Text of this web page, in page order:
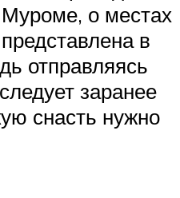
о местах
в
отправляясь
заранее
снасть нужно